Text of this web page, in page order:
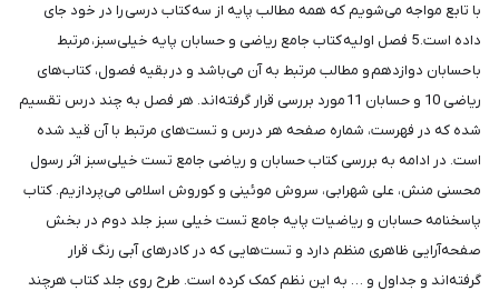
با تابع مواجه می‌شویم که همه مطالب پایه از سه کتاب درسی را در خود جای
داده است. 5 فصل اولیه کتاب جامع ریاضی و حسابان پایه خیلی‌سبز، مرتبط
با حسابان دوازدهم و مطالب مرتبط به آن می‌باشد و در بقیه فصول، کتاب‌های
ریاضی 10 و حسابان 11 مورد بررسی قرار گرفته‌اند. هر فصل به چند درس تقسیم
شده که در فهرست، شماره صفحه هر درس و تست‌های مرتبط با آن قید شده
است. در ادامه به بررسی کتاب حسابان و ریاضی جامع تست خیلی‌سبز اثر رسول
محسنی منش، علی شهرابی، سروش موئینی و کوروش اسلامی می‌پردازیم. کتاب
پاسخنامه حسابان و ریاضیات پایه جامع تست خیلی سبز جلد دوم در بخش
صفحه‌آرایی ظاهری منظم دارد و تست‌هایی که در کادرهای آبی رنگ قرار
گرفته‌اند و جداول و … به این نظم کمک کرده است. طرح روی جلد کتاب هرچند